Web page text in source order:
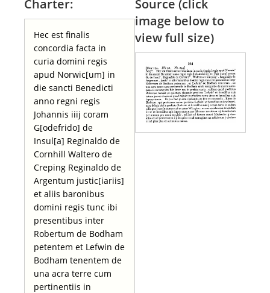
Charter:
Hec est finalis
concordia facta in
curia domini regis
apud Norwic[um] in
die sancti Benedicti
anno regni regis
Johannis iiij coram
G[odefrido] de
Insul[a] Reginaldo de
Cornhill Waltero de
Creping Reginaldo de
Argentum justic[iariis]
et aliis baronibus
domini regis tunc ibi
presentibus inter
Robertum de Bodham
petentem et Lefwin de
Bodham tenentem de
una acra terre cum
pertinentiis in
Source (click
image below to
view full size)